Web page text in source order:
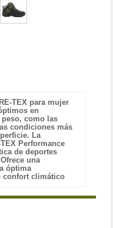
TEX para mujer
en
como las
condiciones más
La
Performance
de deportes
una
óptima
confort climático